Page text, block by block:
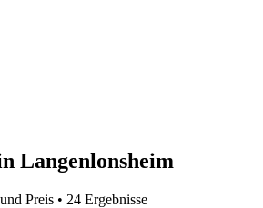
Langenlonsheim
Preis • 24 Ergebnisse